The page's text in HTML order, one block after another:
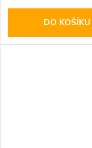
DO KOŠÍKU